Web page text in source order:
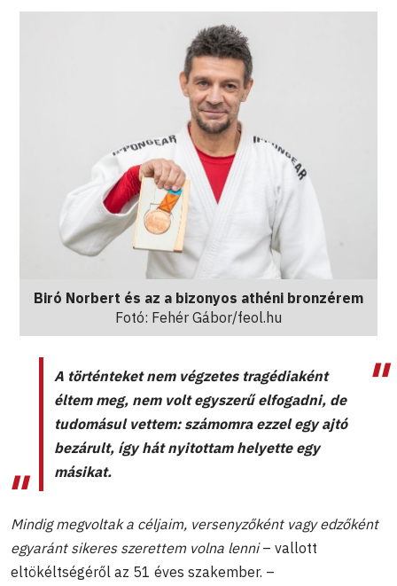
Biró Norbert és az a bizonyos athéni bronzérem
Fotó: Fehér Gábor/feol.hu
A történteket nem végzetes tragédiaként
éltem meg, nem volt egyszerű elfogadni, de
tudomásul vettem: számomra ezzel egy ajtó
bezárult, így hát nyitottam helyette egy
másikat.
Mindig megvoltak a céljaim, versenyzőként vagy edzőként
egyaránt sikeres szerettem volna lenni– vallott
eltökéltségéről az 51 éves szakember. –